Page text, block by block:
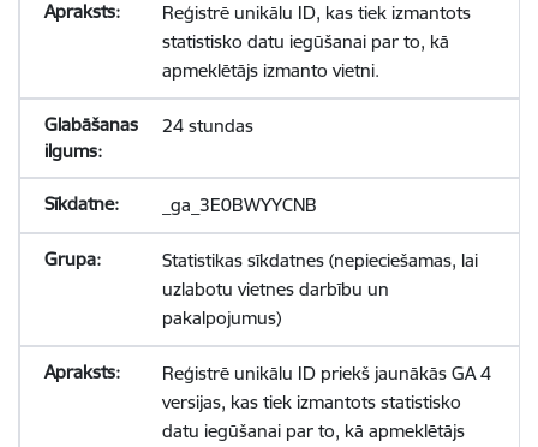
Reģistrē unikālu ID, kas tiek izmantots
statistisko datu iegūšanai par to, kā
apmeklētājs izmanto vietni.
24 stundas
_ga_3E0BWYYCNB
Statistikas sīkdatnes (nepieciešamas, lai
uzlabotu vietnes darbību un
pakalpojumus)
Reģistrē unikālu ID priekš jaunākās GA 4
versijas, kas tiek izmantots statistisko
datu iegūšanai par to, kā apmeklētājs